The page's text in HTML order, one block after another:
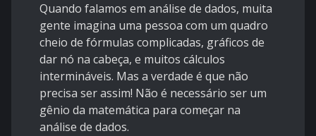
Quando falamos em análise de dados, muita
gente imagina uma pessoa com um quadro
cheio de fórmulas complicadas, gráficos de
dar nó na cabeça, e muitos cálculos
intermináveis. Mas a verdade é que não
precisa ser assim! Não é necessário ser um
gênio da matemática para começar na
análise de dados.